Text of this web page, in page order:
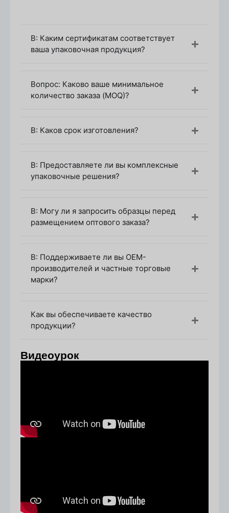
Процесс закупки и настройки
Свяжитесь с нашим отделом продаж, чтобы
обсудить ваши потребности в бутылочках для
изготовленных на заказ смесях), о желаемых
декоративные элементыкоторые вы хотите
включить (например, печать логотипа,
Дизайн и расценки
Собрав ваши требования, наша команда
дизайнеров создаст 3D-рендеры
стоимость производства, пользовательские
функции и оценку времени выполнения заказа.
изготовимобразецдля ознакомления. Этот
шаг гарантирует, что дизайн, размер и
любые изменения, прежде чем переходить к
полномасштабному производству. A
проводимстрогий контроль качества
убедиться, что бутылки соответствуют нашим
В: Каким сертификатам соответствует
ваша упаковочная продукция?
Вопрос: Каково ваше минимальное
количество заказа (MOQ)?
В: Каков срок изготовления?
В: Предоставляете ли вы комплексные
упаковочные решения?
В: Могу ли я запросить образцы перед
размещением оптового заказа?
В: Поддерживаете ли вы OEM-
производителей и частные торговые
марки?
Как вы обеспечиваете качество
продукции?
Видеоурок